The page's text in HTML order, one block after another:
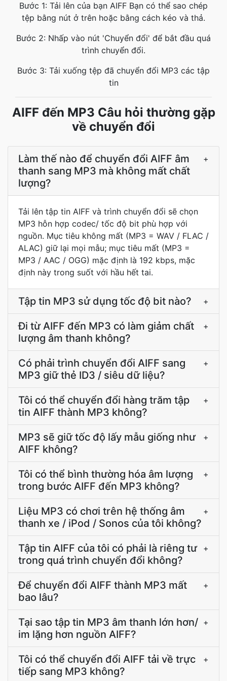
Bước 1: Tải lên của bạn AIFF Bạn có thể sao chép
tệp bằng nút ở trên hoặc bằng cách kéo và thả.
Bước 2: Nhấp vào nút 'Chuyển đổi' để bắt đầu quá
trình chuyển đổi.
Bước 3: Tải xuống tệp đã chuyển đổi MP3 các tập
tin
AIFF đến MP3 Câu hỏi thường gặp
về chuyển đổi
Làm thế nào để chuyển đổi AIFF âm
thanh sang MP3 mà không mất chất
lượng?
+
Tải lên tập tin AIFF và trình chuyển đổi sẽ chọn
MP3 hỗn hợp codec/ tốc độ bit phù hợp với
nguồn. Mục tiêu không mất (MP3 = WAV / FLAC /
ALAC) giữ lại mọi mẫu; mục tiêu mất (MP3 =
MP3 / AAC / OGG) mặc định là 192 kbps, mặc
định này trong suốt với hầu hết tai.
Tập tin MP3 sử dụng tốc độ bit nào? +
Đi từ AIFF đến MP3 có làm giảm chất
lượng âm thanh không?
+
Có phải trình chuyển đổi AIFF sang
MP3 giữ thẻ ID3 / siêu dữ liệu?
+
Tôi có thể chuyển đổi hàng trăm tập
tin AIFF thành MP3 không?
+
MP3 sẽ giữ tốc độ lấy mẫu giống như
AIFF không?
+
Tôi có thể bình thường hóa âm lượng
trong bước AIFF đến MP3 không?
+
Liệu MP3 có chơi trên hệ thống âm
thanh xe / iPod / Sonos của tôi không?
+
Tập tin AIFF của tôi có phải là riêng tư
trong quá trình chuyển đổi không?
+
Để chuyển đổi AIFF thành MP3 mất
bao lâu?
+
Tại sao tập tin MP3 âm thanh lớn hơn/
im lặng hơn nguồn AIFF?
+
Tôi có thể chuyển đổi AIFF tải về trực
tiếp sang MP3 không?
+